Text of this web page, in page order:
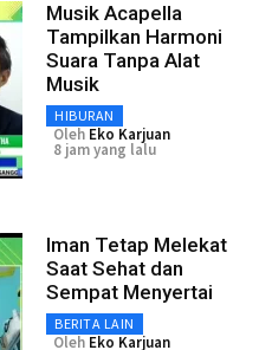
Musik Acapella
Tampilkan Harmoni
Suara Tanpa Alat
Musik
HIBURAN
Oleh Eko Karjuan
8 jam yang lalu
Iman Tetap Melekat
Saat Sehat dan
Sempat Menyertai
BERITA LAIN
Oleh Eko Karjuan